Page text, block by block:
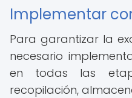
Implementar
Para garantizar la
necesario
en todas las
recopilación,